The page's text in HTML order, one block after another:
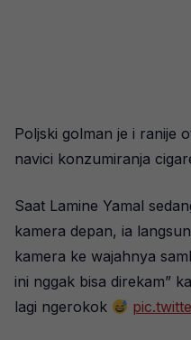
Poljski golman je i ranije
navici konzumiranja
Saat Lamine Yamal
kamera depan, ia
kamera ke wajahnya
ini nggak bisa direkam”
lagi ngerokok